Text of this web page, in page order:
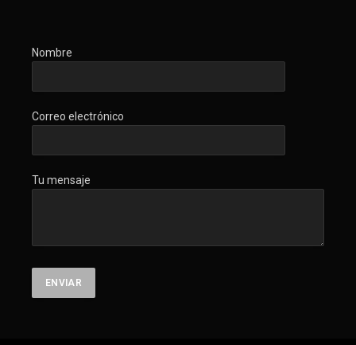
Nombre
Correo electrónico
Tu mensaje